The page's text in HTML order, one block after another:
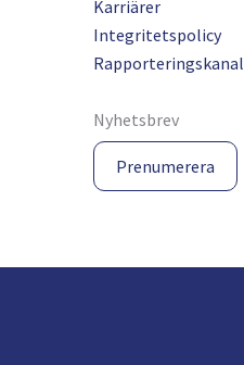
Karriärer
Integritetspolicy
Rapporteringskanal
Nyhetsbrev
Prenumerera